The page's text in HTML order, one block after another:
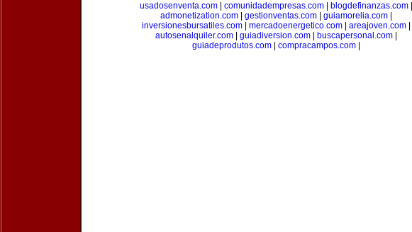
usadosenventa.com| comunidadempresas.com| blogdefinanzas.com|
admonetization.com| gestionventas.com| guiamorelia.com|
inversionesbursatiles.com| mercadoenergetico.com| areajoven.com|
autosenalquiler.com| guiadiversion.com| buscapersonal.com|
guiadeprodutos.com| compracampos.com|